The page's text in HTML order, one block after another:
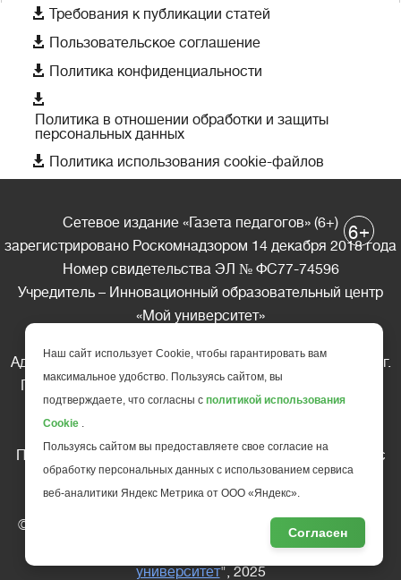
 Требования к публикации статей
 Пользовательское соглашение
 Политика конфиденциальности

Политика в отношении обработки и защиты
персональных данных
 Политика использования cookie-файлов
Сетевое издание «Газета педагогов» (6+)
зарегистрировано Роскомнадзором 14 декабря 2018 года
Номер свидетельства ЭЛ № ФС77-74596
Учредитель – Инновационный образовательный центр
«Мой университет»
Адрес редакции: 185035 Россия, Республика Карелия, г.
Петрозаводск, ул. Фридриха Энгельса д.10, офис 211
Телефон редакции: +7 (499) 685-10-45
Перепечатка материалов газеты допускается только c
письменного разрешения редакции
Ссылка на «Газету педагогов» обязательна.
© АНО ДПО "Инновационный образовательный центр
повышения квалификации и переподготовки "Мой
университет", 2025
6+
Наш сайт использует Cookie, чтобы гарантировать вам
максимальное удобство. Пользуясь сайтом, вы
подтверждаете, что согласны с политикой использования
Cookie .
Пользуясь сайтом вы предоставляете свое согласие на
обработку персональных данных с использованием сервиса
веб-аналитики Яндекс Метрика от ООО «Яндекс».
Согласен